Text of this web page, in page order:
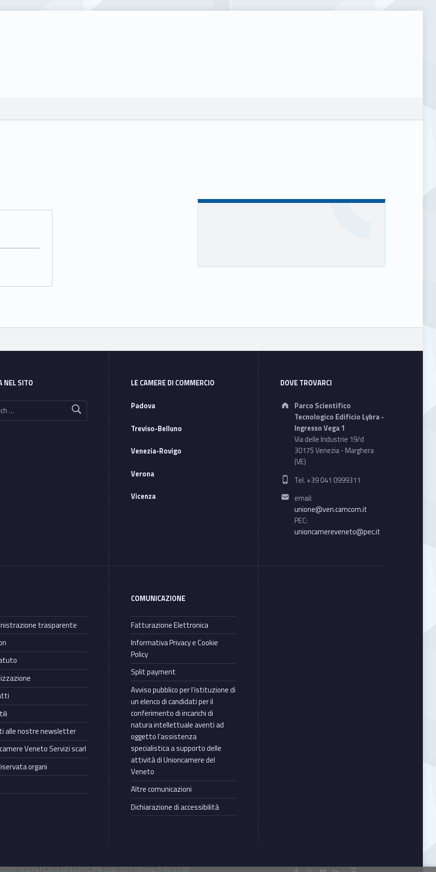
NEL SITO
LE CAMERE DI COMMERCIO
Padova
Treviso-Belluno
Venezia-Rovigo
Verona
Vicenza
DOVE TROVARCI
Address:
Parco Scientifico
Tecnologico Edificio Lybra -
Ingresso Vega 1
Via delle Industrie 19/d
30175 Venezia - Marghera
(VE)
Phone number:
Tel. +39 041 0999311
Email address:
email:
unione@ven.camcom.it
PEC:
unioncamereveneto@pec.it
trasparente
alle nostre newsletter
Veneto Servizi scarl
organi
COMUNICAZIONE
Fatturazione Elettronica
Informativa Privacy e Cookie
Policy
Split payment
Avviso pubblico per l’istituzione di
un elenco di candidati per il
conferimento di incarichi di
natura intellettuale aventi ad
oggetto l’assistenza
specialistica a supporto delle
attività di Unioncamere del
Veneto
Altre comunicazioni
Dichiarazione di accessibilità
| C.U.U. UFZ42J | C.IPA urdc_027 | Ateco: S 94.11.00 Facebook Unioncamere VenetoTwitter Unioncamere VenetoYoutube Unioncamere VenetoLinkedin Unioncamere Veneto Back to top ↑